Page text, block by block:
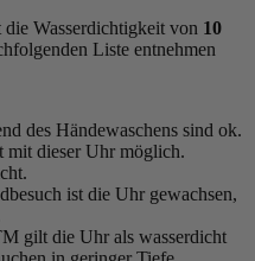
Wasserdichtigkeit von 10
Liste entnehmen
des Händewaschens sind ok.
mit dieser Uhr möglich.
ist die Uhr gewachsen,
gilt die Uhr als wasserdicht